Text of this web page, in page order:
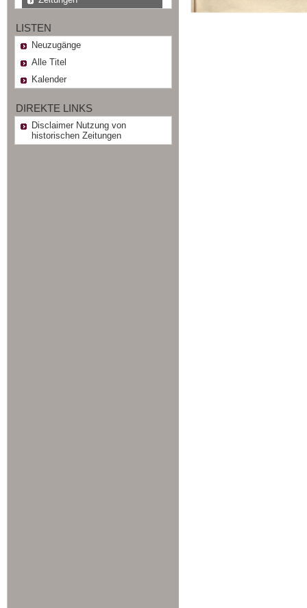
LISTEN
Neuzugänge
Alle Titel
Kalender
DIREKTE LINKS
Disclaimer Nutzung von
historischen Zeitungen